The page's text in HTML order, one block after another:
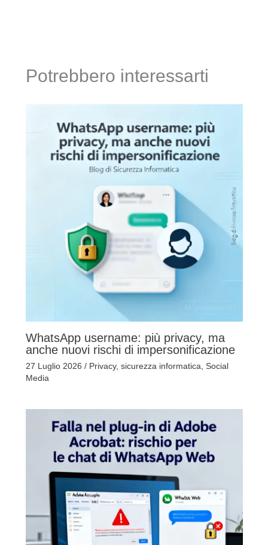
Potrebbero interessarti
WhatsApp username: più privacy, ma
anche nuovi rischi di impersonificazione
27 Luglio 2026 / Privacy, sicurezza informatica
Social
Media